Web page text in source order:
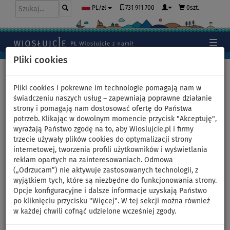
Pliki cookies
Pliki cookies i pokrewne im technologie pomagają nam w
świadczeniu naszych usług – zapewniają poprawne działanie
strony i pomagają nam dostosować ofertę do Państwa
potrzeb. Klikając w dowolnym momencie przycisk "Akceptuję",
wyrażają Państwo zgodę na to, aby Wioslujcie.pl i firmy
trzecie używały plików cookies do optymalizacji strony
internetowej, tworzenia profili użytkowników i wyświetlania
reklam opartych na zainteresowaniach. Odmowa
(„Odrzucam”) nie aktywuje zastosowanych technologii, z
wyjątkiem tych, które są niezbędne do funkcjonowania strony.
Opcje konfiguracyjne i dalsze informacje uzyskają Państwo
po kliknięciu przycisku "Więcej". W tej sekcji można również
w każdej chwili cofnąć udzielone wcześniej zgody.
PL/zł 731 911 700 0szt.
Pompowane deski SUP - ZRAY
ZRAY - Wysokiej jakości marka desek SUP z wieloletnim